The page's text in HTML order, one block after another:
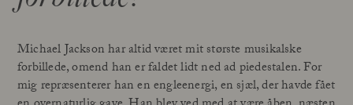
Michael Jackson har altid været mit største musikalske
forbillede, omend han er faldet lidt ned ad piedestalen. For
mig repræsenterer han en engleenergi, en sjæl, der havde fået